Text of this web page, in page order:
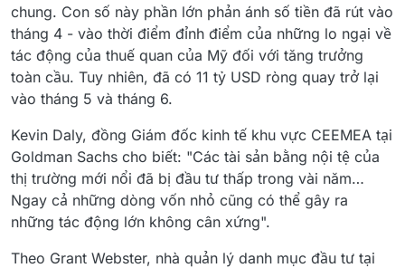
chung. Con số này phần lớn phản ánh số tiền đã rút vào
tháng 4 - vào thời điểm đỉnh điểm của những lo ngại về
tác động của thuế quan của Mỹ đối với tăng trưởng
toàn cầu. Tuy nhiên, đã có 11 tỷ USD ròng quay trở lại
vào tháng 5 và tháng 6.
Kevin Daly, đồng Giám đốc kinh tế khu vực CEEMEA tại
Goldman Sachs cho biết: "Các tài sản bằng nội tệ của
thị trường mới nổi đã bị đầu tư thấp trong vài năm…
Ngay cả những dòng vốn nhỏ cũng có thể gây ra
những tác động lớn không cân xứng".
Theo Grant Webster, nhà quản lý danh mục đầu tư tại